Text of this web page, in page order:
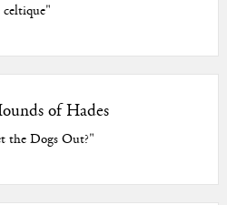
celtique"
of Hades
the Dogs Out?"